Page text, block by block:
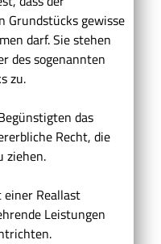
Grundstücks gewisse
darf. Sie stehen
des sogenannten
zu.
das
Recht, die
ziehen.
Reallast
Leistungen